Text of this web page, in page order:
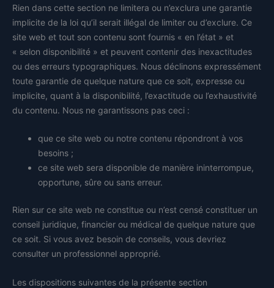
Rien dans cette section ne limitera ou n’exclura une garantie
implicite de la loi qu’il serait illégal de limiter ou d’exclure. Ce
site web et tout son contenu sont fournis « en l’état » et
« selon disponibilité » et peuvent contenir des inexactitudes
ou des erreurs typographiques. Nous déclinons expressément
toute garantie de quelque nature que ce soit, expresse ou
implicite, quant à la disponibilité, l’exactitude ou l’exhaustivité
du contenu. Nous ne garantissons pas ceci :
que ce site web ou notre contenu répondront à vos
besoins ;
ce site web sera disponible de manière ininterrompue,
opportune, sûre ou sans erreur.
Rien sur ce site web ne constitue ou n’est censé constituer un
conseil juridique, financier ou médical de quelque nature que
ce soit. Si vous avez besoin de conseils, vous devriez
consulter un professionnel approprié.
Les dispositions suivantes de la présente section